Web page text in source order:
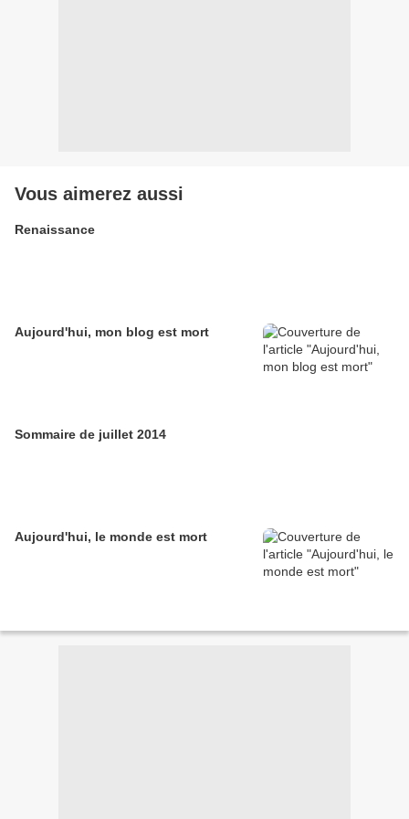
Vous aimerez aussi
Renaissance
Aujourd'hui, mon blog est mort
Sommaire de juillet 2014
Aujourd'hui, le monde est mort